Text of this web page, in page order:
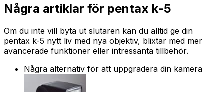
Några artiklar för pentax k-5
Om du inte vill byta ut slutaren kan du alltid ge din
pentax k-5 nytt liv med nya objektiv, blixtar med mer
avancerade funktioner eller intressanta tillbehör.
Några alternativ för att uppgradera din kamera